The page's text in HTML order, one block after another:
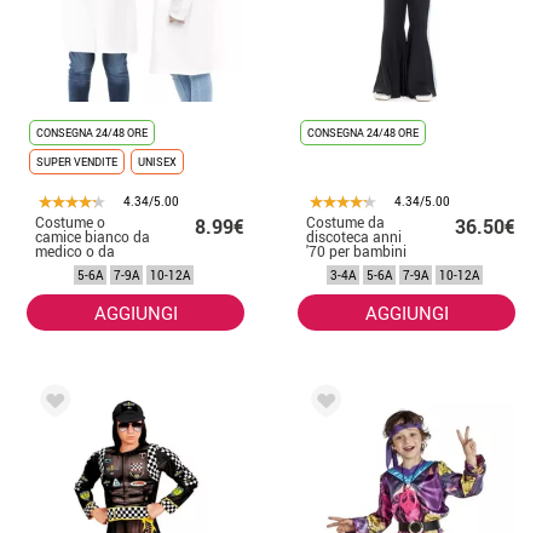
CONSEGNA 24/48 ORE
SUPER VENDITE
UNISEX
4.34/5.00
Costume o
camice bianco da
medico o da
laboratorio per
bambini
8.99€
5-6A 7-9A 10-12A
AGGIUNGI
CONSEGNA 24/48 ORE
4.34/5.00
Costume da
discoteca anni
'70 per bambini
36.50€
3-4A 5-6A 7-9A 10-12A
AGGIUNGI